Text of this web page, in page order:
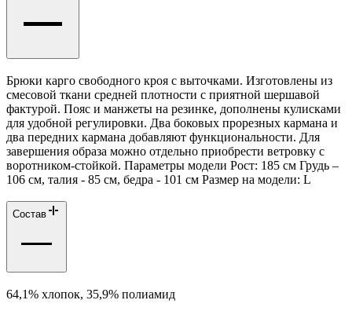
Брюки карго свободного кроя с выточками. Изготовлены из
смесовой ткани средней плотности с приятной шершавой
фактурой. Пояс и манжеты на резинке, дополнены кулисками
для удобной регулировки. Два боковых прорезных кармана и
два передних кармана добавляют функциональности. Для
завершения образа можно отдельно приобрести ветровку с
воротником-стойкой. Параметры модели Рост: 185 см Грудь –
106 см, талия - 85 см, бедра - 101 см Размер на модели: L
Состав
64,1% хлопок, 35,9% полиамид